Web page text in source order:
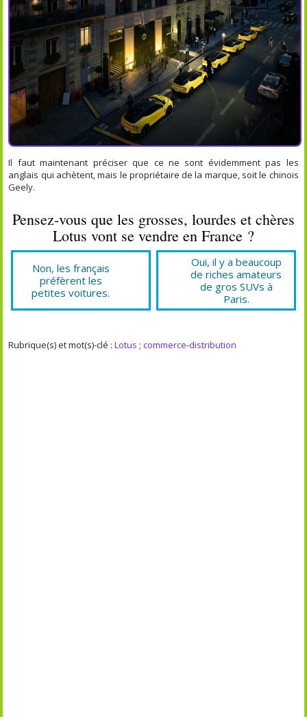
Il faut maintenant préciser que ce ne sont évidemment pas les
anglais qui achètent, mais le propriétaire de la marque, soit le chinois
Geely.
Pensez-vous que les grosses, lourdes et chères
Lotus vont se vendre en France ?
Non, les français
préfèrent les
petites voitures.
Oui, il y a beaucoup
de riches amateurs
de gros SUVs à
Paris.
Rubrique(s) et mot(s)-clé :Lotus ;commerce-distribution